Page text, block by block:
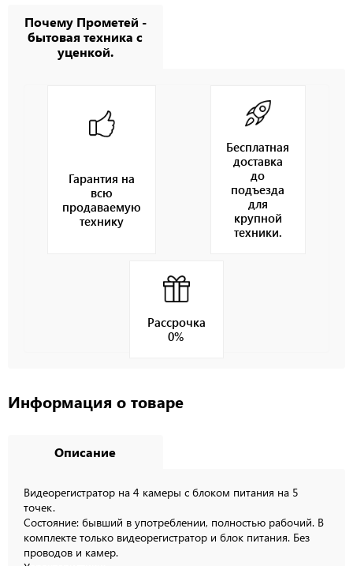
Почему Прометей -
бытовая техника с
уценкой.
Гарантия на
всю
продаваемую
технику
Бесплатная
доставка
до
подъезда
для
крупной
техники.
Рассрочка
0%
Информация о товаре
Описание
Видеорегистратор на 4 камеры с блоком питания на 5
точек.
Состояние: бывший в употреблении, полностью рабочий. В
комплекте только видеорегистратор и блок питания. Без
проводов и камер.